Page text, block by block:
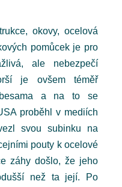
okovy, ocelová
pomůcek je pro
ale nebezpečí
je ovšem téměř
a na to se
proběhl v mediích
svou subinku na
pouty k ocelové
záhy došlo, že jeho
než ta její. Po